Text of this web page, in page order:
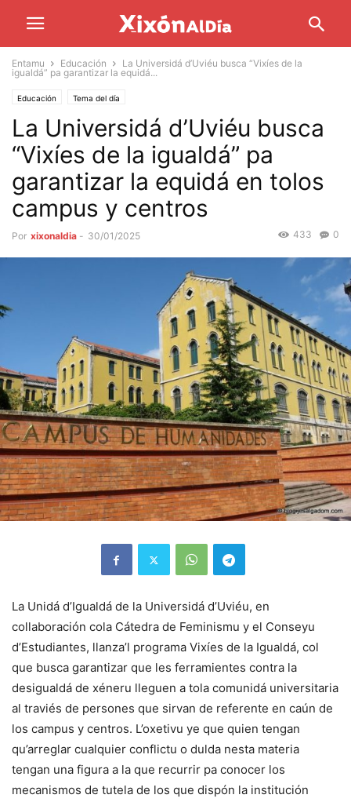
Entamu Educación
La Universidá d’Uviéu busca “Vixíes de la
igualdá” pa garantizar la equidá...
Educación Tema del día
La Universidá d’Uviéu busca
“Vixíes de la igualdá” pa
garantizar la equidá en tolos
campus y centros
Por xixonaldia - 30/01/2025 0
433
La Unidá d’Igualdá de la Universidá d’Uviéu, en
collaboración cola Cátedra de Feminismu y el Conseyu
d’Estudiantes, llanza’l programa Vixíes de la Igualdá, col
que busca garantizar que les ferramientes contra la
desigualdá de xéneru lleguen a tola comunidá universitaria
al traviés de persones que sirvan de referente en caún de
los campus y centros. L’oxetivu ye que quien tengan
qu’arreglar cualquier conflictu o dulda nesta materia
tengan una figura a la que recurrir pa conocer los
mecanismos de tutela de los que dispón la institución